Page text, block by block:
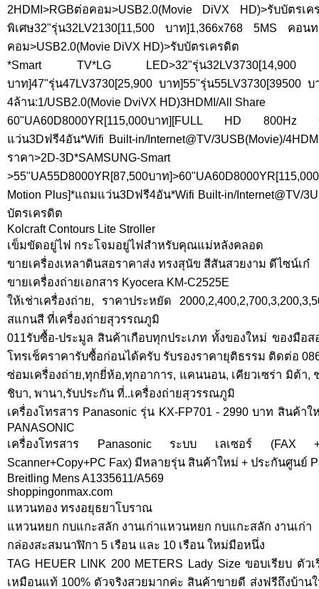
2HDMI>RGBต่อคอม>USB2.0(Movie DiVX HD)>รับบัตรเ
พิเศษ32"รุ่น32LV2130[11,500 บาท]1,366x768 5MS คอนท
คอม>USB2.0(Movie DiVX HD)>รับบัตรเครดิต
*Smart TV*LG LED>32"รุ่น32LV3730[14,900 บา
บาท]47"รุ่น47LV3730[25,900 บาท]55"รุ่น55LV3730[39500
4ล้าน:1/USB2.0(Movie DviVX HD)3HDMI/All Share
60"UA60D8000YR[115,000บาท][FULL HD
แว่น3Dฟรี4อัน*Wifi Built-in/Internet@TV/3USB(Movie)/
ราคา>2D-3D*SAMSUNG-
>55"UA55D8000YR[87,500บาท
Motion Plus]*แถมแว่น3Dฟรี4อัน*Wifi Built-in/Internet@TV/
บัตรเครดิต
Kolcraft Contours Lite Stroller
เข็มขัดอยู่ไฟ กระโจมอยู่ไฟสำหรับคุณแม่หลังคลอด
ขายเครื่องเหลาดินสอราคาส่ง ทรงสุนัข สีสันสวยงาม ดีไซน์เก๋
ขายเครื่องถ่ายเอกสาร Kyocera KM-C2525E
ให้เช่าเครื่องถ่าย, ราคาประหยัด
สแกนสี ที่เครื่องถ่ายสุวรรณภูมิ
011รับซื้อ-ประมูล สินค้าเกือบทุกประเภท ทั้งของใหม่ ของมือ
โทรเช็คราคารับซื้อก่อนได้ครับ รับรองราคายุติธรรม ติดต่อ
ซ่อมเครื่องถ่าย,ทุกยี่ห้อ,ทุกอาการ, แคนนอน, เคียวเซร่า มิต้า,
ชิบา, พานา,รับประกัน ที่..เครื่องถ่ายสุวรรณภูมิ
เครื่องโทรสาร Panasonic รุ่น KX-FP701 - 2990 บาท สินค้า
PANASONIC
เครื่องโทรสาร Panasonic ระบบ เลเซอร์ (FAX
Scanner+Copy+PC Fax) มีหลายรุ่น สินค้าใหม่ + ประกันศูนย์
Breitling Mens A1335611/A569
shoppingonmax.com
แหวนทอง ทรงอยุธยาโบราณ
แหวนหยก กบแกะสลัก งานเก่าแหวนหยก กบแกะสลัก งานเก่า
กล่องสะสมนาฬิกา 5 เรือน และ 10 เรือน ใหม่มือหนึ่ง
TAG HEUER LINK 200 METERS Lady Size ขอบเรียบ ตั
เหมือนแท้ 100% ตัวจริงสวยมากค่ะ สินค้าขายดี ส่งฟรีถึงบ้าน